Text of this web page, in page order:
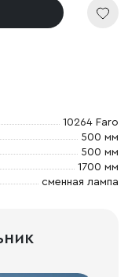
10264 Faro
500 мм
500 мм
1700 мм
сменная лампа